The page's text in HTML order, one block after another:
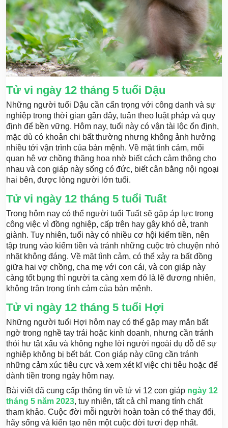
Tử vi ngày 12 tháng 5 tuổi Dậu
Những người tuổi Dậu cần cẩn trọng với công danh và sự
nghiệp trong thời gian gần đây, tuân theo luật pháp và quy
định để bền vững. Hôm nay, tuổi này có vận tài lộc ổn định,
mặc dù có khoản chi bất thường nhưng không ảnh hưởng
nhiều tới vận trình của bản mệnh. Về mặt tình cảm, mối
quan hệ vợ chồng thăng hoa nhờ biết cách cảm thông cho
nhau và con giáp này sống có đức, biết cân bằng nội ngoại
hai bên, được lòng người lớn tuổi.
Tử vi ngày 12 tháng 5 tuổi Tuất
Trong hôm nay có thể người tuổi Tuất sẽ gặp áp lực trong
công việc vì đồng nghiệp, cấp trên hay gây khó dễ, tranh
giành. Tuy nhiên, tuổi này có nhiều cơ hội kiếm tiền, nên
tập trung vào kiếm tiền và tránh những cuộc trò chuyện nhỏ
nhặt không đáng. Về mặt tình cảm, có thể xảy ra bất đồng
giữa hai vợ chồng, cha mẹ với con cái, và con giáp này
càng tốt bụng thì người ta càng xem đó là lẽ đương nhiên,
không trân trọng tình cảm của bản mệnh.
Tử vi ngày 12 tháng 5 tuổi Hợi
Những người tuổi Hợi hôm nay có thể gặp may mắn bất
ngờ trong nghề tay trái hoặc kinh doanh, nhưng cần tránh
thói hư tật xấu và không nghe lời người ngoài dụ dỗ để sự
nghiệp không bị bết bát. Con giáp này cũng cần tránh
những cảm xúc tiêu cực và xem xét kĩ việc chi tiêu hoặc để
dành tiền trong ngày hôm nay.
Bài viết đã cung cấp thông tin về tử vi 12 con giáp ngày 12
tháng 5 năm 2023, tuy nhiên, tất cả chỉ mang tính chất
tham khảo. Cuộc đời mỗi người hoàn toàn có thể thay đổi,
hãy sống và kiến tạo nên một cuộc đời tươi đẹp nhất.